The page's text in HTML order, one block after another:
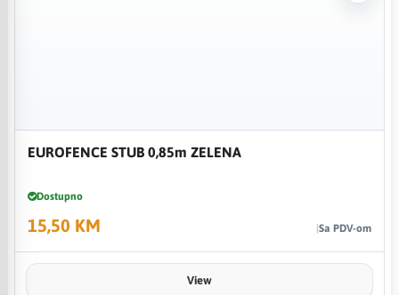
EUROFENCE STUB 0,85m ZELENA
Dostupno
15,50 KM Sa PDV-om
View